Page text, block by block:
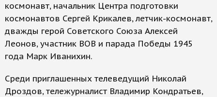
космонавт, начальник Центра подготовки
космонавтов Сергей Крикалев, летчик-космонавт,
дважды герой Советского Союза Алексей
Леонов, участник ВОВ и парада Победы 1945
года Марк Иванихин.
Среди приглашенных телеведущий Николай
Дроздов, тележурналист Владимир Кондратьев,